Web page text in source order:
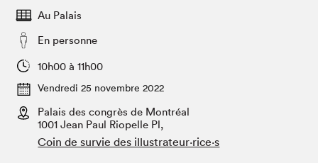
Espace enseignant·e·s
Espace pro
Au Palais
En personne
10h00 à 11h00
Vendredi 25 novembre 2022
Palais des congrès de Montréal
1001 Jean Paul Riopelle Pl,
Coin de survie des illustrateur·rice·s